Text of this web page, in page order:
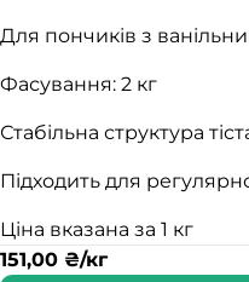
Для пончиків з
Фасування: 2 кг
Стабільна структура
Підходить для
Ціна вказана за 1 кг
151,00 ₴/кг